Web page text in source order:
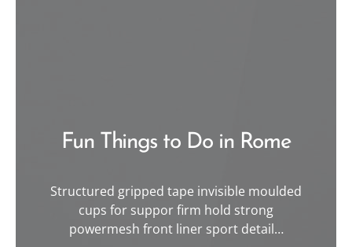
Fun Things to Do in Rome
Structured gripped tape invisible moulded
cups for suppor firm hold strong
powermesh front liner sport detail…